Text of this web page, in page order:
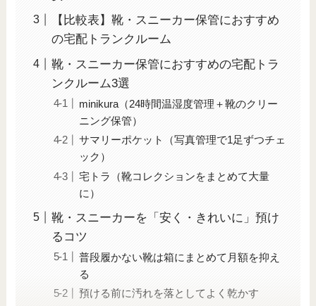
【比較表】靴・スニーカー保管におすすめ
の宅配トランクルーム
靴・スニーカー保管におすすめの宅配トラ
ンクルーム3選
minikura（24時間温湿度管理＋靴のクリー
ニング保管）
サマリーポケット（写真管理で1足ずつチェ
ック）
宅トラ（靴コレクションをまとめて大量
に）
靴・スニーカーを「安く・きれいに」預け
るコツ
普段履かない靴は箱にまとめて月額を抑え
る
預ける前に汚れを落としてよく乾かす